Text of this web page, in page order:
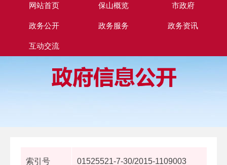
网站首页 保山概览 市政府
政务公开 政务服务 政务资讯
互动交流
索引号 01525521-7-30/2015-1109003